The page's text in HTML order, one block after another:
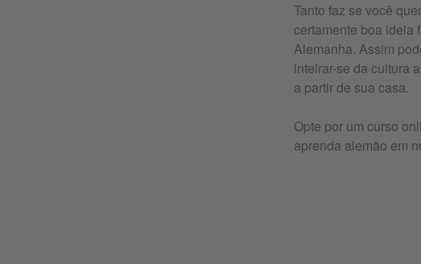
Tanto faz se você
certamente boa ideia
Alemanha. Assim
inteirar-se da cultura
a partir de sua casa.
Opte por um curso
aprenda alemão em